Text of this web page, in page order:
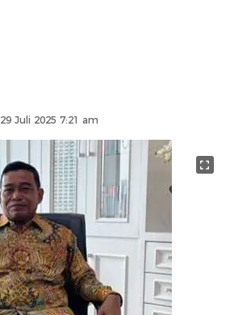
29 Juli 2025 7:21 am